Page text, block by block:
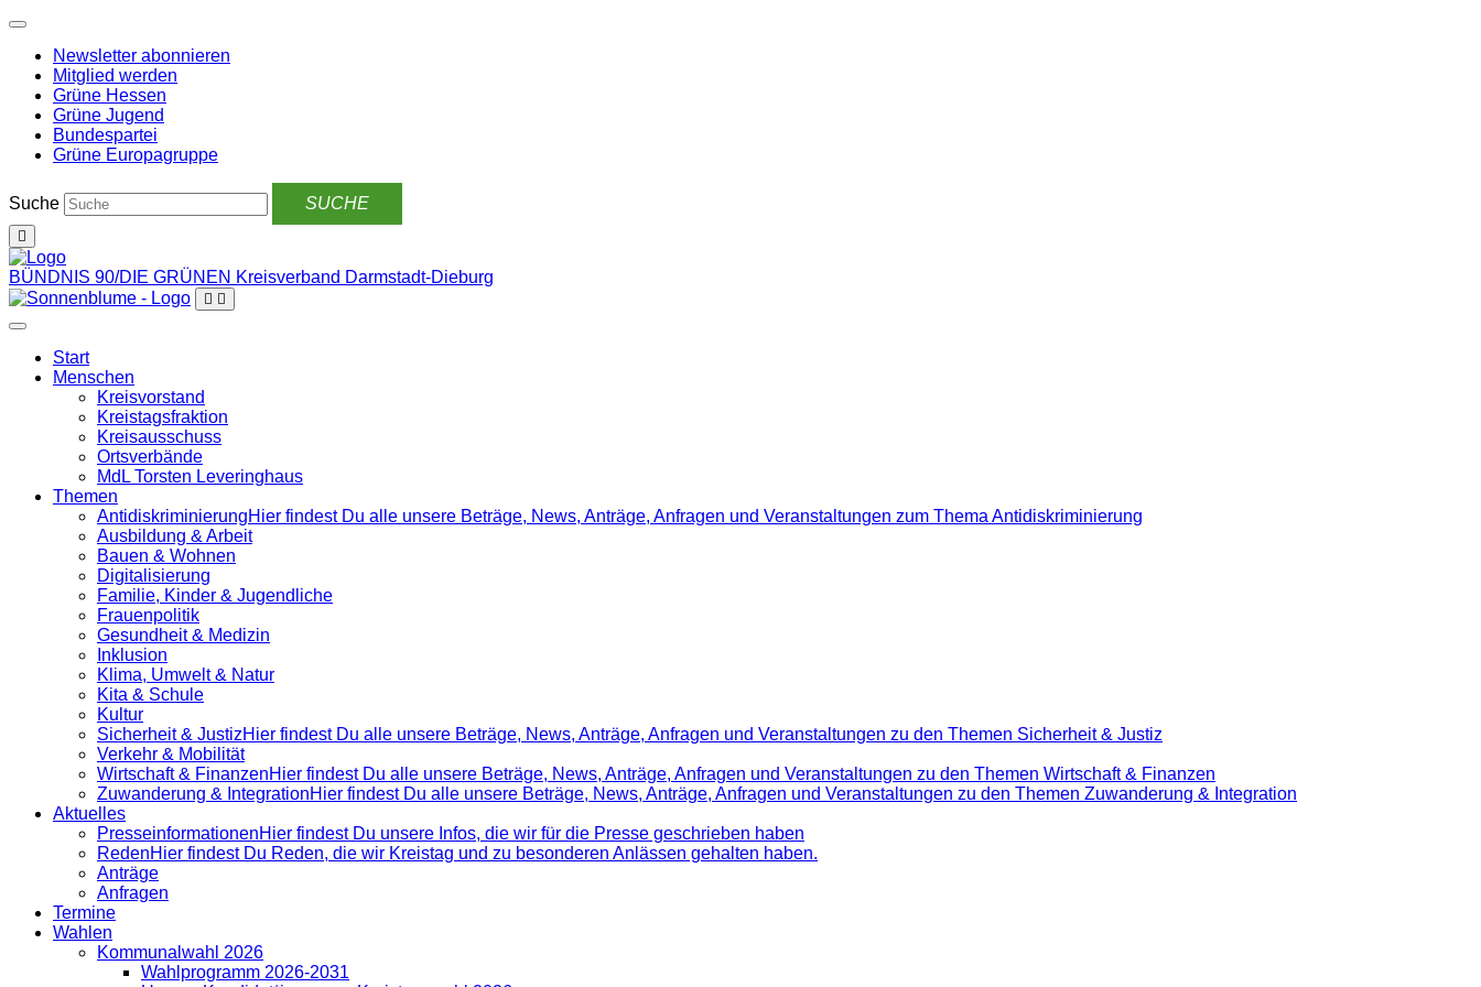
Weiter
Inhalt
Newsletter abonnieren
Mitglied werden
Grüne Hessen
Grüne Jugend
Bundespartei
Grüne Europagruppe
Suche
BÜNDNIS 90/DIE GRÜNEN Kreisverband Darmstadt-Dieburg
Start
Menschen
Kreisvorstand
Kreistagsfraktion
Kreisausschuss
Ortsverbände
MdL Torsten Leveringhaus
Themen
Antidiskrimi­nierungHier findest Du alle unsere Beträge, News, Anträge, Anfragen und Veranstaltungen zum Thema Antidiskriminierung
Ausbildung & Arbeit
Bauen & Wohnen
Digitalisierung
Familie, Kinder & Jugendliche
Frauenpolitik
Gesundheit & Medizin
Inklusion
Klima, Umwelt & Natur
Kita & Schule
Kultur
Sicherheit & JustizHier findest Du alle unsere Beträge, News, Anträge, Anfragen und Veranstaltungen zu den Themen Sicherheit & Justiz
Verkehr & Mobilität
Wirtschaft & FinanzenHier findest Du alle unsere Beträge, News, Anträge, Anfragen und Veranstaltungen zu den Themen Wirtschaft & Finanzen
Zuwanderung & IntegrationHier findest Du alle unsere Beträge, News, Anträge, Anfragen und Veranstaltungen zu den Themen Zuwanderung & Integration
Aktuelles
Presse­informationenHier findest Du unsere Infos, die wir für die Presse geschrieben haben
RedenHier findest Du Reden, die wir Kreistag und zu besonderen Anlässen gehalten haben.
Anträge
Anfragen
Termine
Wahlen
Kommunalwahl 2026
Wahlprogramm 2026-2031